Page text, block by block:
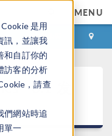
是用
訊，並讓我
和自訂你的
訪客的分析
，請查
們網站時追
單一
MENU
咨询与购买
® 6.1 发